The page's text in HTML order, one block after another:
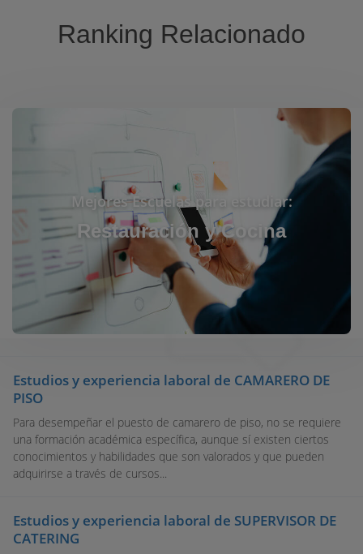
Ranking Relacionado
Mejores Escuelas para estudiar:
Restauración y Cocina
Estudios y experiencia laboral de CAMARERO DE
PISO
Para desempeñar el puesto de camarero de piso, no se requiere
una formación académica específica, aunque sí existen ciertos
conocimientos y habilidades que son valorados y que pueden
adquirirse a través de cursos...
Estudios y experiencia laboral de SUPERVISOR DE
CATERING